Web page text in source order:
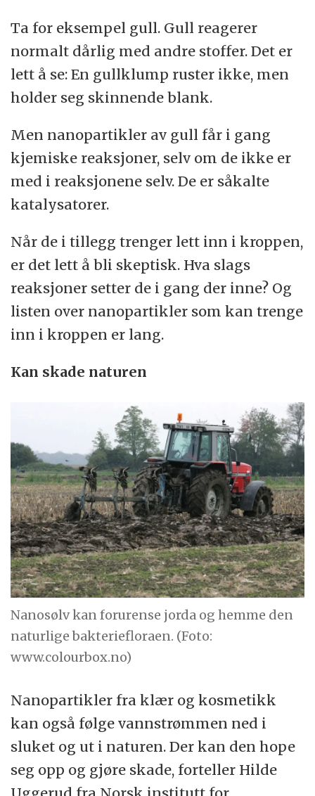
Ta for eksempel gull. Gull reagerer
normalt dårlig med andre stoffer. Det er
lett å se: En gullklump ruster ikke, men
holder seg skinnende blank.
Men nanopartikler av gull får i gang
kjemiske reaksjoner, selv om de ikke er
med i reaksjonene selv. De er såkalte
katalysatorer.
Når de i tillegg trenger lett inn i kroppen,
er det lett å bli skeptisk. Hva slags
reaksjoner setter de i gang der inne? Og
listen over nanopartikler som kan trenge
inn i kroppen er lang.
Kan skade naturen
Nanosølv kan forurense jorda og hemme den
naturlige bakteriefloraen. (Foto:
www.colourbox.no)
Nanopartikler fra klær og kosmetikk
kan også følge vannstrømmen ned i
sluket og ut i naturen. Der kan den hope
seg opp og gjøre skade, forteller Hilde
Uggerud fra Norsk institutt for